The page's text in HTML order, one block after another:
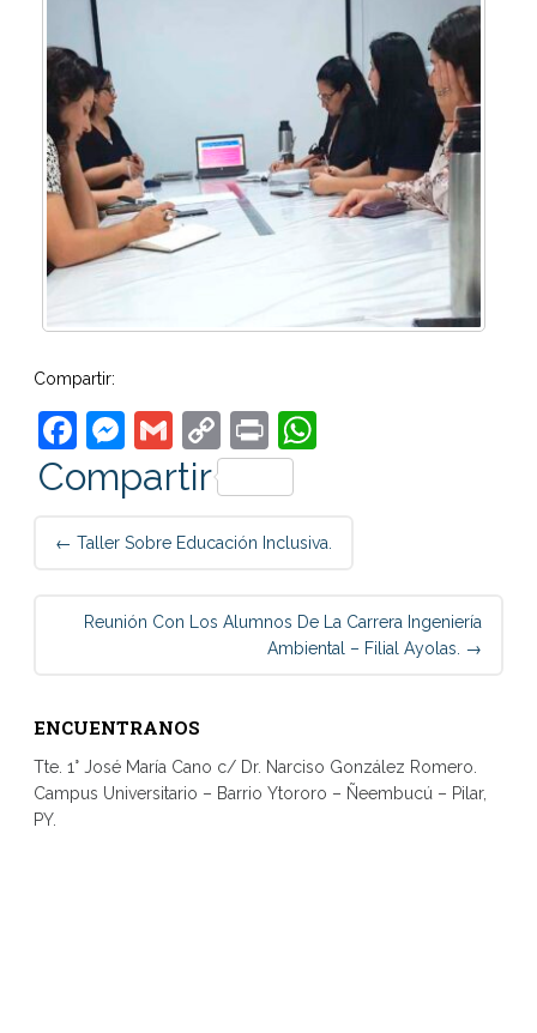
Compartir:
Facebook
Messenger
Gmail
Copy
Link
PrintWhatsApp
Compartir
Post
navigation
← Taller Sobre Educación Inclusiva.
Reunión Con Los Alumnos De La Carrera Ingeniería
Ambiental – Filial Ayolas. →
ENCUENTRANOS
Tte. 1° José María Cano c/ Dr. Narciso González Romero.
Campus Universitario – Barrio Ytororo – Ñeembucú – Pilar,
PY.